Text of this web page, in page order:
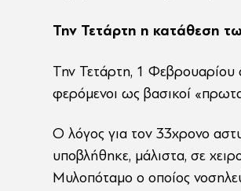
Την Τετάρτη η κατάθεση
Την Τετάρτη, 1 Φεβρουαρίου
φερόμενοι ως βασικοί
Ο λόγος για τον 33χρονο
υποβλήθηκε, μάλιστα, σε
Μυλοπόταμο ο οποίος